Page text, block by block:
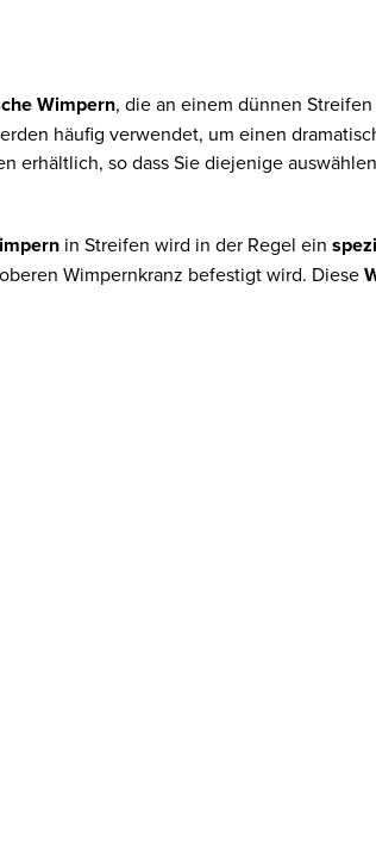
Wimpern, die an einem dünnen
häufig verwendet, um einen
erhältlich, so dass Sie diejenige
in Streifen wird in der Regel ein
Wimpernkranz befestigt wird. Diese